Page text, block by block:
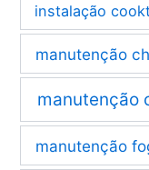
instalação
manutenção
manutenção
manutenção